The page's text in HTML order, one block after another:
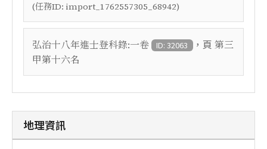
(任務ID: import_1762557305_68942)
弘治十八年進士登科錄:一卷 ID: 32063 ，頁 第三
甲第十六名
地理資訊